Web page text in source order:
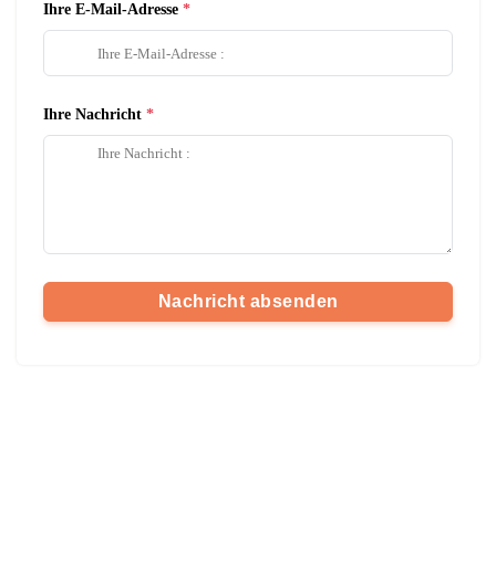
Ihre E-Mail-Adresse
Ihre Nachricht
Nachricht absenden